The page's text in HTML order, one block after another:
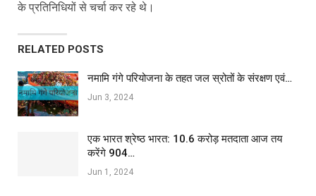
के प्रतिनिधियों से चर्चा कर रहे थे।
RELATED POSTS
नमामि गंगे परियोजना के तहत जल स्रोतों के संरक्षण एवं…
Jun 3, 2024
एक भारत श्रेष्ठ भारत: 10.6 करोड़ मतदाता आज तय
करेंगे 904…
Jun 1, 2024